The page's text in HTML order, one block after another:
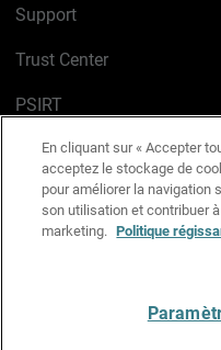
Support
Trust Center
PSIRT
Avis sur les cookies
Politique de confidentialité
Charte Graphique
En cliquant sur « Accepter
acceptez le stockage de
pour améliorer la navigation
son utilisation et contribuer
marketing. Politique